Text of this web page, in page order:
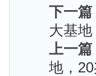
下一篇
大基
上一篇
地，